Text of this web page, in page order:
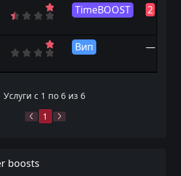
TimeBOOST 2
Вип —
Услуги с 1 по 6 из 6
1
boosts